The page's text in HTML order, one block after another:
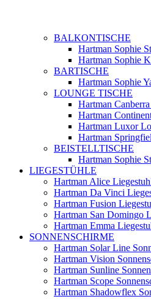
BALKONTISCHE
Hartman Sophie
Hartman Sophie
BARTISCHE
Hartman Sophie
LOUNGE TISCHE
Hartman
Hartman
Hartman Luxor
Hartman
BEISTELLTISCHE
Hartman Sophie
LIEGESTÜHLE
Hartman Alice
Hartman Da Vinci
Hartman Fusion
Hartman San Domingo
Hartman Emma
SONNENSCHIRME
Hartman Solar Line
Hartman Vision
Hartman Sunline
Hartman Scope
Hartman Shadowflex